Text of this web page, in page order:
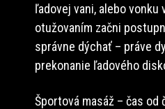
ľadovej vani, alebo vonku
otužovaním začni
správne dýchať – práve
prekonanie ľadového
Športová masáž – čas od